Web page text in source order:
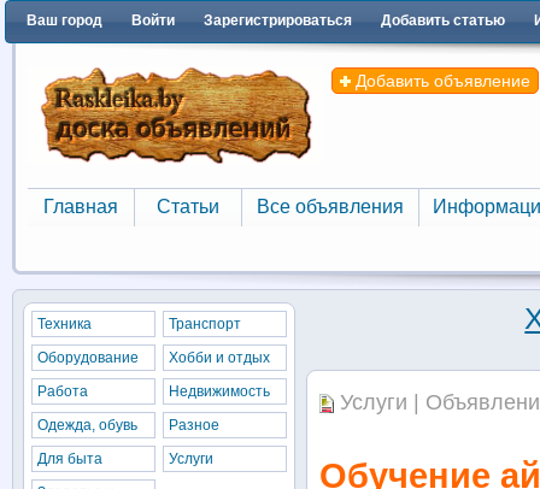
Ваш город Войти Зарегистрироваться Добавить статью
Добавить объявление
Главная
Главная
Статьи
Статьи
Все объявления
Все объявления
Услуги |
Обучение
Техника
Транспорт
Оборудование
Хобби и отдых
Работа
Недвижимость
Одежда, обувь
Разное
Для быта
Услуги